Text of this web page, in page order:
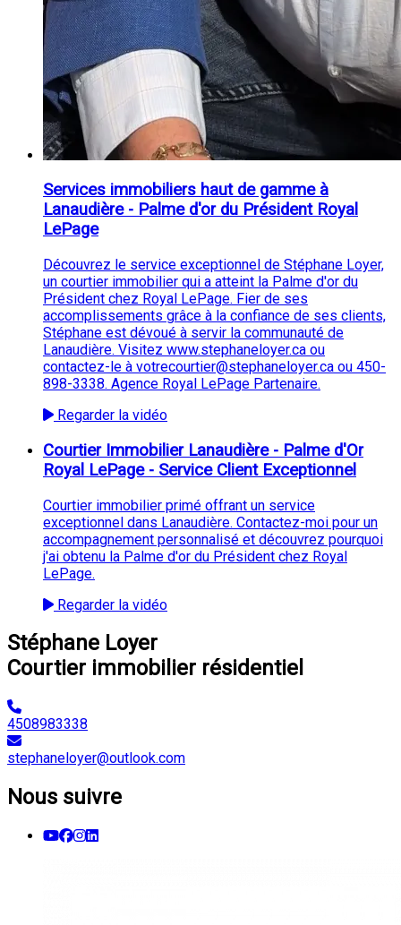
Services immobiliers haut de gamme à
Lanaudière - Palme d'or du Président Royal
LePage
Découvrez le service exceptionnel de Stéphane Loyer,
un courtier immobilier qui a atteint la Palme d'or du
Président chez Royal LePage. Fier de ses
accomplissements grâce à la confiance de ses clients,
Stéphane est dévoué à servir la communauté de
Lanaudière. Visitez www.stephaneloyer.ca ou
contactez-le à votrecourtier@stephaneloyer.ca ou 450-
898-3338. Agence Royal LePage Partenaire.
Regarder la vidéo
Courtier Immobilier Lanaudière - Palme d'Or
Royal LePage - Service Client Exceptionnel
Courtier immobilier primé offrant un service
exceptionnel dans Lanaudière. Contactez-moi pour un
accompagnement personnalisé et découvrez pourquoi
j'ai obtenu la Palme d'or du Président chez Royal
LePage.
Regarder la vidéo
Stéphane Loyer
Courtier immobilier résidentiel
4508983338
stephaneloyer@outlook.com
Nous suivre